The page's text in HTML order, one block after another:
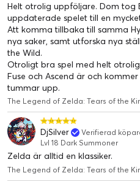
Helt otrolig uppföljare. Dom tog
uppdaterade spelet till en
Att komma tillbaka till samma
nya saker, samt utforska nya
the Wild.
Otroligt bra spel med helt
Fuse och Ascend är och
tummar upp.
The Legend of Zelda: Tears of the
DjSilver
Verifierad
Lvl 18 Dark Summoner
Zelda är alltid en klassiker.
The Legend of Zelda: Tears of the